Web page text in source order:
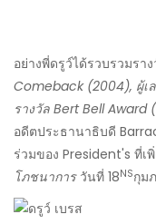
อย่างพี่ดรูว์ได้รวบรวมรา
Comeback (2004), ผู้เ
รางวัล Bert Bell Award
อดีตประธานาธิบดี
ร่วมของ President's ที่เ
โภชนาการวันที่ 18NSกุม